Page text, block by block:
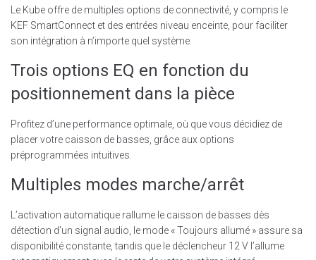
Le Kube offre de multiples options de connectivité, y compris le
KEF SmartConnect et des entrées niveau enceinte, pour faciliter
son intégration à n’importe quel système.
Trois options EQ en fonction du
positionnement dans la pièce
Profitez d’une performance optimale, où que vous décidiez de
placer votre caisson de basses, grâce aux options
préprogrammées intuitives.
Multiples modes marche/arrêt
L’activation automatique rallume le caisson de basses dès
détection d’un signal audio, le mode « Toujours allumé » assure sa
disponibilité constante, tandis que le déclencheur 12 V l’allume